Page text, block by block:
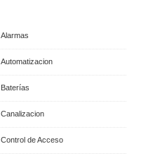
Alarmas
Automatizacion
Baterías
Canalizacion
Control de Acceso